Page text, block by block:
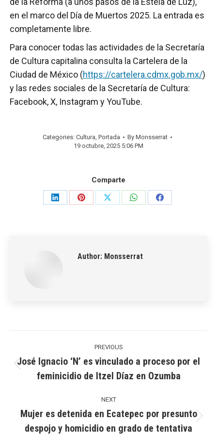
en el marco del Día de Muertos 2025. La entrada es
completamente libre.
Para conocer todas las actividades de la Secretaría
de Cultura capitalina consulta la Cartelera de la
Ciudad de México (https://cartelera.cdmx.gob.mx/)
y las redes sociales de la Secretaría de Cultura:
Facebook, X, Instagram y YouTube.
Categories: Cultura, Portada By Monsserrat
19 octubre, 2025 5:06 PM
Comparte
Share
Share
Share
Share
Share
Author: Monsserrat
PREVIOUS
post:
José Ignacio ‘N’ es vinculado a proceso por el
feminicidio de Itzel Díaz en Ozumba
NEXT
Mujer es detenida en Ecatepec por presunto
despojo y homicidio en grado de tentativa